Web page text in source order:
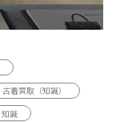
古着買取（知識）
知識